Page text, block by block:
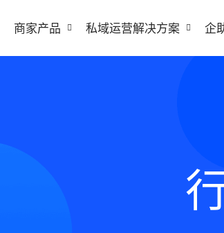
商家产品 私域运营解决方案 企